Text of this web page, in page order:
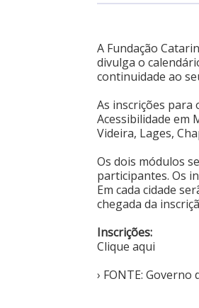
A Fundação
divulga o
continuidade ao
As inscrições para
Acessibilidade em
Videira, Lages,
Os dois módulos
participantes. Os
Em cada cidade
chegada da
Inscrições:
Clique aqui
› FONTE: Governo